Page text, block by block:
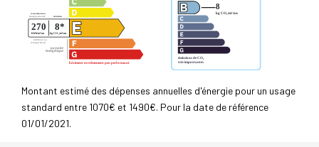
Montant estimé des dépenses annuelles d'énergie pour un usage
standard entre 1070€ et 1490€. Pour la date de référence
01/01/2021.